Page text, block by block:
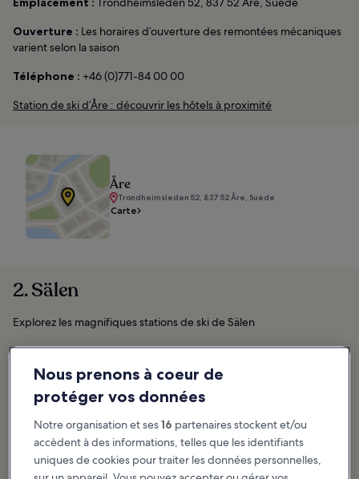
Ouverture : Les horaires d’ouverture des remontées mécaniques
varient selon la saison
Téléphone : +46 (0)771-84 00 00
Station de ski d’Åre : découvrir les hôtels à proximité
Åre
Trondheimsleden 52, 837 52 Åre, Suède
Carte
2. Sälen
Explorez les magnifiques stations de ski de Sälen
Nous prenons à coeur de
protéger vos données
Notre organisation et ses16 partenaires stockent et/ou
accèdent à des informations, telles que les identifiants
uniques de cookies pour traiter les données personnelles,